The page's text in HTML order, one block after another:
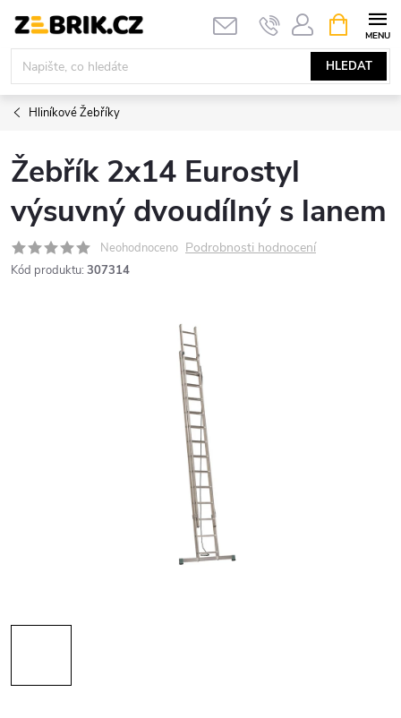
obsah
HLEDAT
NÁKUPNÍ
KOŠÍK
Hliníkové Žebříky
Žebřík 2x14 Eurostyl
výsuvný dvoudílný s lanem
Neohodnoceno Podrobnosti hodnocení
Kód produktu: 307314